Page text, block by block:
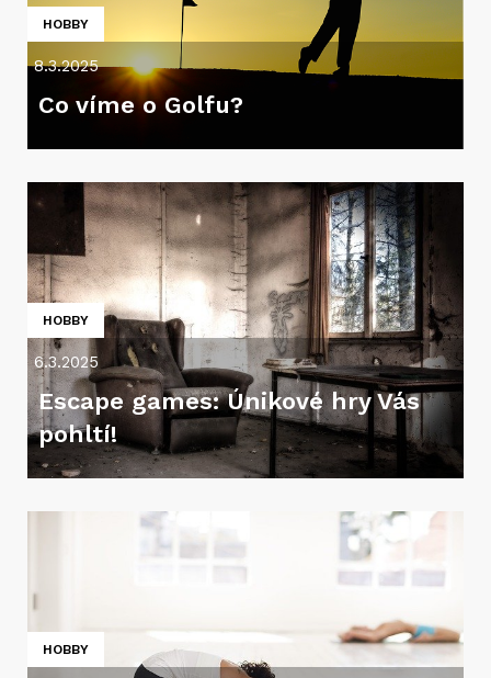
HOBBY
8.3.2025
Co víme o Golfu?
HOBBY
6.3.2025
Escape games: Únikové hry Vás
pohltí!
HOBBY